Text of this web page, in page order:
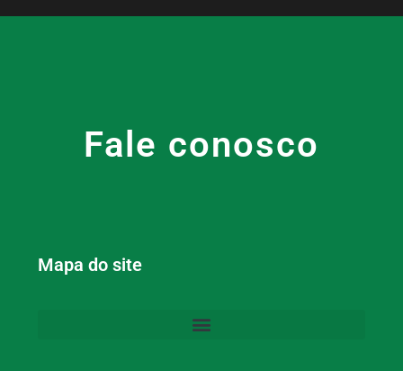
Fale conosco
Mapa do site